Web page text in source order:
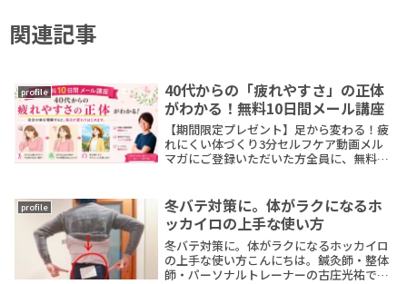
関連記事
profile
40代からの「疲れやすさ」の正体
がわかる！無料10日間メール講座
【期間限定プレゼント】足から変わる！疲
れにくい体づくり3分セルフケア動画メル
マガにご登録いただいた方全員に、無料プ
50代の方を施術させていただきました。そ
こで、ReadMore
profile
冬バテ対策に。体がラクになるホ
ッカイロの上手な使い方
冬バテ対策に。体がラクになるホッカイロ
の上手な使い方こんにちは。鍼灸師・整体
師・パーソナルトレーナーの古庄光祐で